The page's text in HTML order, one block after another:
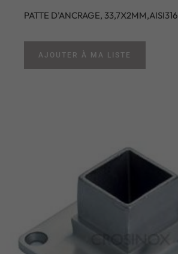
PATTE D’ANCRAGE, 33,7X2MM,AISI316
AJOUTER À MA LISTE